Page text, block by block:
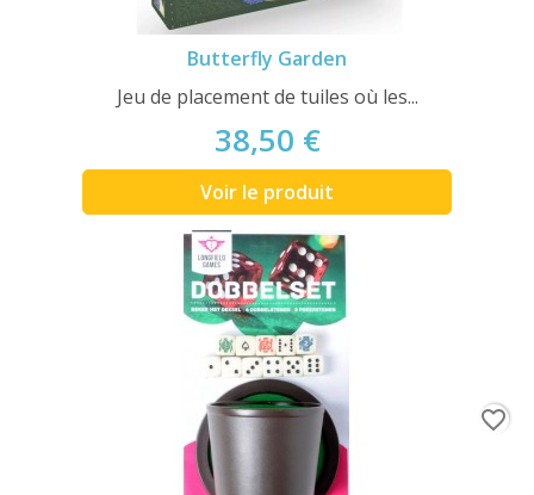
Butterfly Garden
Jeu de placement de tuiles où les...
38,50 €
Voir le produit
favorite_border